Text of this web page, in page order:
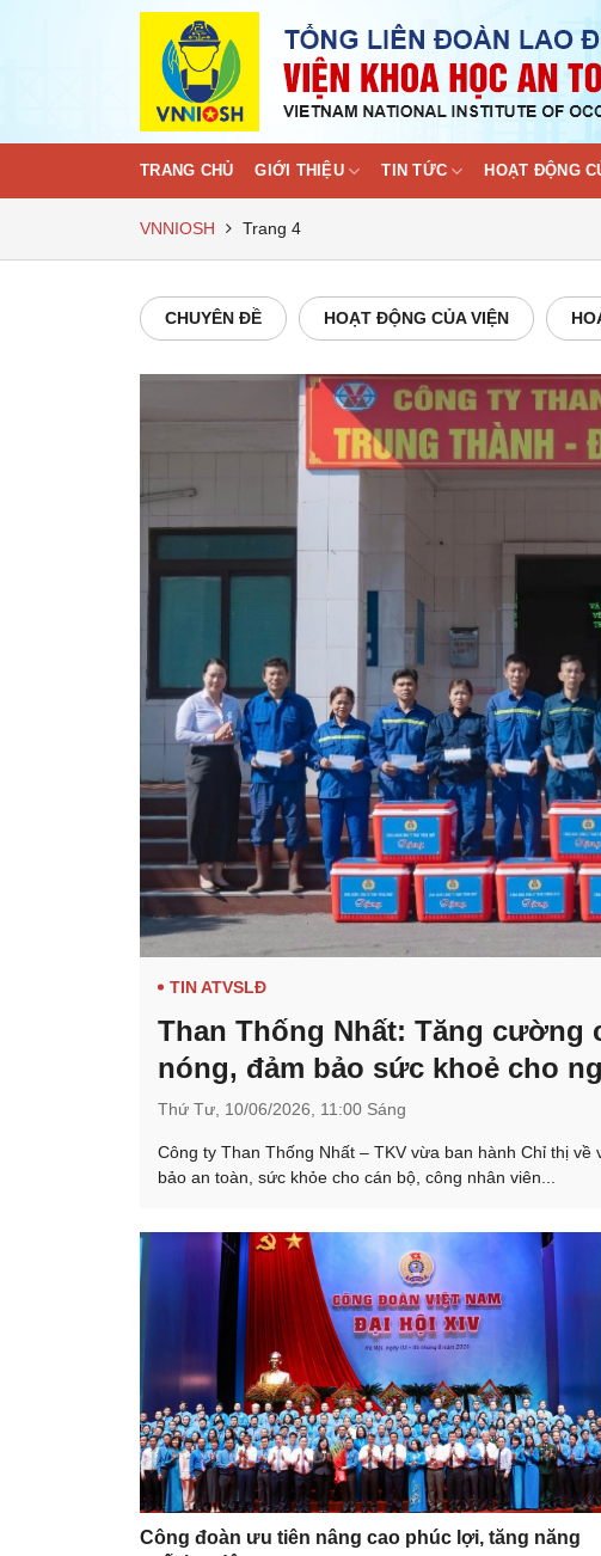
TRANG CHỦ GIỚI THIỆU TIN TỨC HOẠT ĐỘNG
VNNIOSH Trang 4
CHUYÊN ĐỀ HOẠT ĐỘNG CỦA VIỆN
TIN ATVSLĐ
Than Thống Nhất: Tăng cường
nóng, đảm bảo sức khoẻ cho
Thứ Tư, 10/06/2026, 11:00 Sáng
Công ty Than Thống Nhất – TKV vừa ban hành Chỉ thị
bảo an toàn, sức khỏe cho cán bộ, công nhân viên...
Công đoàn ưu tiên nâng cao phúc lợi, tăng năng